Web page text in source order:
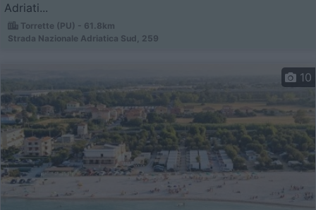
Adriati...
Torrette (PU) - 61.8km
Strada Nazionale Adriatica Sud, 259
10